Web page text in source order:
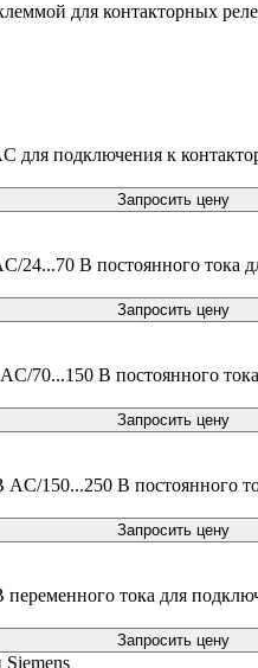
для контакторных
подключения к
Запросить цену
24...70 В постоянного тока
Запросить цену
70...150 В постоянного
Запросить цену
150...250 В постоянного
Запросить цену
тока для
Запросить цену